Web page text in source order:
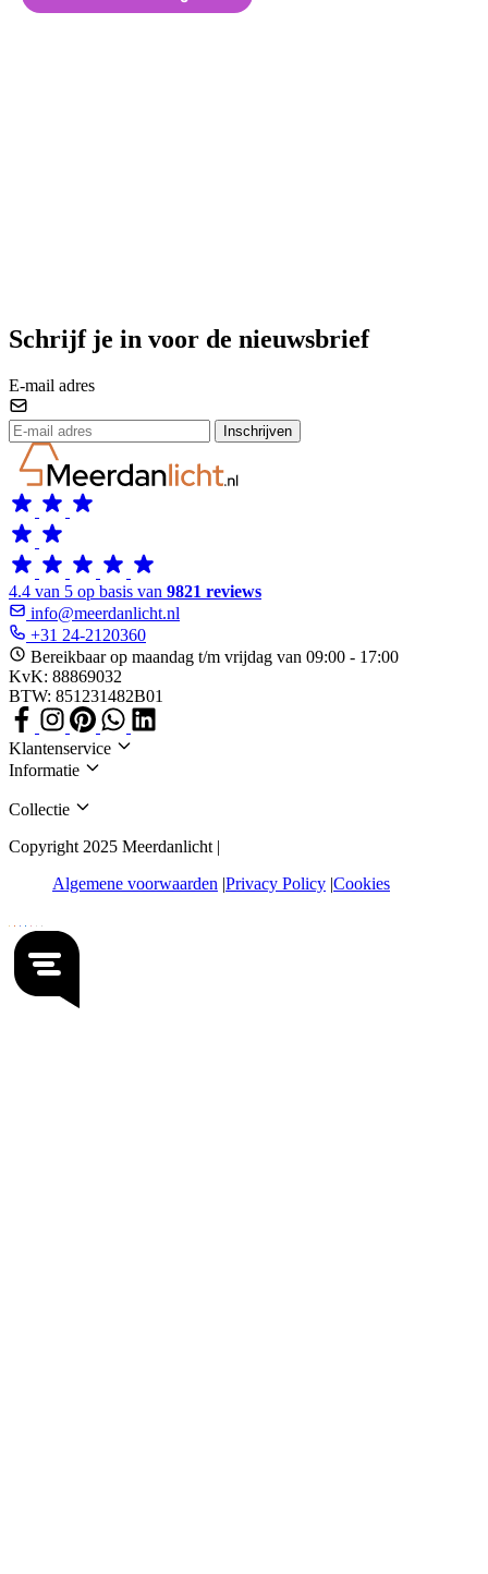
Schrijf je in voor de nieuwsbrief
E-mail adres
Inschrijven
4.4 van 5 op basis van 9821 reviews
info@meerdanlicht.nl
+31 24-2120360
Bereikbaar op maandag t/m vrijdag van 09:00 - 17:00
KvK: 88869032
BTW: 851231482B01
Klantenservice
Informatie
Collectie
Copyright 2025 Meerdanlicht |
Algemene voorwaarden Privacy Policy Cookies